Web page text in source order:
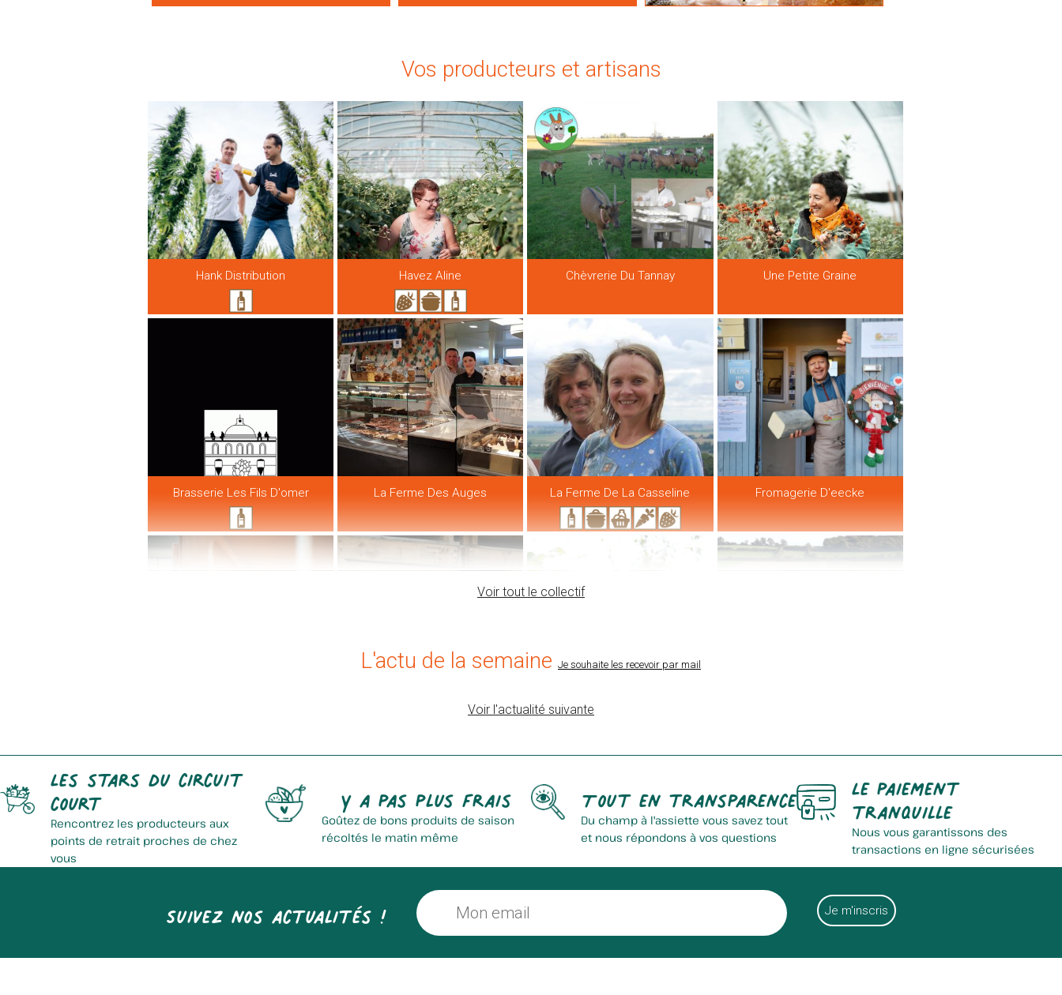
Vos producteurs et artisans
Hank Distribution Havez Aline Chèvrerie Du Tannay Une Petite Graine
Brasserie Les Fils D'omer La Ferme Des Auges La Ferme De La Casseline Fromagerie D'eecke
Chips Bellevue La Ferme Du Streckelst
Baron Benoit Ferme De L'aubépine Champagne Leclère Torrens
Voir tout le collectif
L'actu de la semaine Je souhaite les recevoir par mail
Voir l'actualité suivante
Les stars du circuit
court
Rencontrez les producteurs aux
points de retrait proches de chez
vous
Y a pas plus frais
Goûtez de bons produits de saison
récoltés le matin même
Tout en transparence
Du champ à l'assiette vous savez tout
et nous répondons à vos questions
Le paiement
tranquille
Nous vous garantissons des
transactions en ligne sécurisées
Suivez nos actualités !